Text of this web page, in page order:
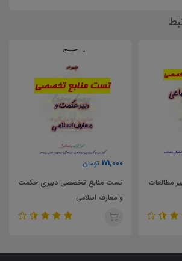
مطالعات
171,000 تومان
تست منابع تخصصی دبیری حکمت
و معارف اسلامی